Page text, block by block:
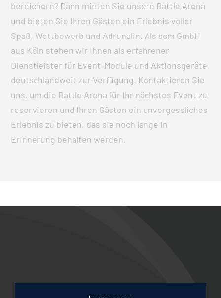
bereichern? Dann mieten Sie unsere Battle Arena
und bieten Sie Ihren Gästen ein Erlebnis voller
Spaß, Wettbewerb und Adrenalin. Als scm GmbH
aus Köln stehen wir Ihnen als erfahrener
Dienstleister für Event-Module und Aktionsgeräte
deutschlandweit zur Verfügung. Kontaktieren Sie
uns, um die Battle Arena für Ihr nächstes Event zu
reservieren und Ihren Gästen ein unvergessliches
Erlebnis zu bieten, das sie noch lange in
Erinnerung behalten werden.